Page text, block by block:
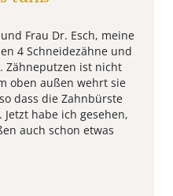
Frau Dr. Esch, meine
4 Schneidezähne und
Zähneputzen ist nicht
oben außen wehrt sie
dass die Zahnbürste
habe ich gesehen,
auch schon etwas